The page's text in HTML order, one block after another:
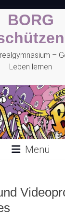
BORG
–
Leben lernen
Menü